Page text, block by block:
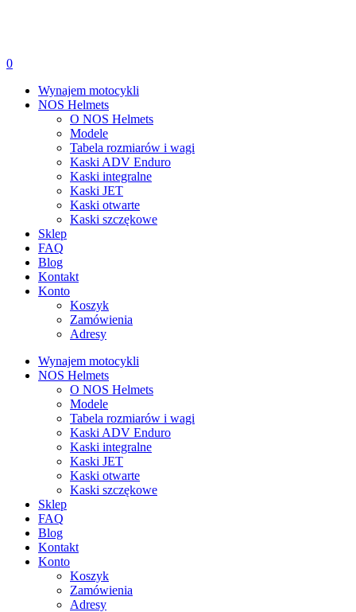
0
Wynajem motocykli
NOS Helmets
O NOS Helmets
Modele
Tabela rozmiarów i wagi
Kaski ADV Enduro
Kaski integralne
Kaski JET
Kaski otwarte
Kaski szczękowe
Sklep
FAQ
Blog
Kontakt
Konto
Koszyk
Zamówienia
Adresy
Wynajem motocykli
NOS Helmets
O NOS Helmets
Modele
Tabela rozmiarów i wagi
Kaski ADV Enduro
Kaski integralne
Kaski JET
Kaski otwarte
Kaski szczękowe
Sklep
FAQ
Blog
Kontakt
Konto
Koszyk
Zamówienia
Adresy